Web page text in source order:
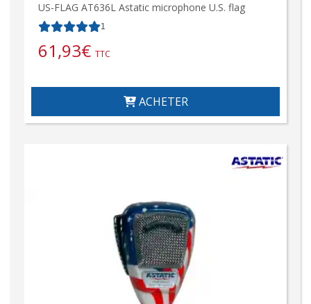
US-FLAG AT636L Astatic microphone U.S. flag
1
61,93€ TTC
ACHETER